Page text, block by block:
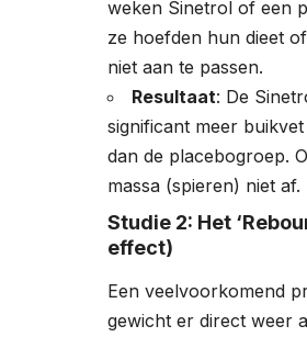
weken Sinetrol of een
ze hoefden hun dieet
niet aan te passen.
Resultaat: De
significant meer
dan de placebogroep.
massa (spieren) niet af.
Studie 2: Het
effect)
Een veelvoorkomend
gewicht er direct weer